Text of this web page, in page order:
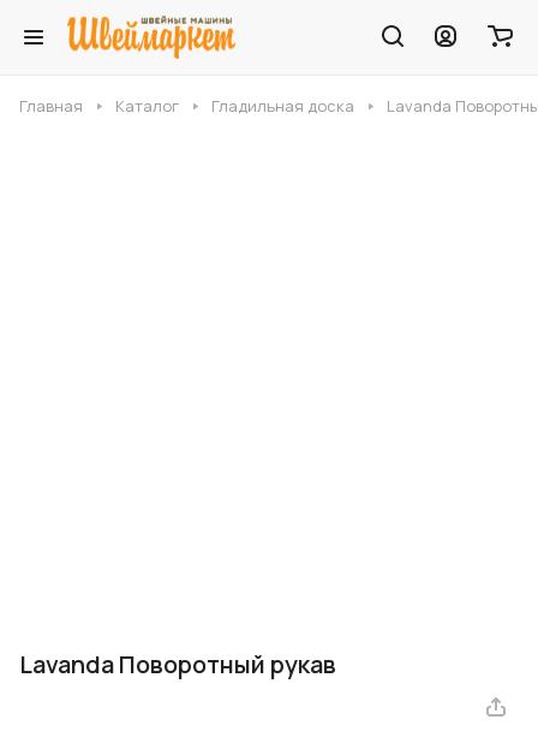
Главная Каталог Гладильная доска Lavanda
Lavanda Поворотный рукав